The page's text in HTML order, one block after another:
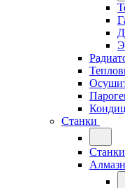
Станки
Станки